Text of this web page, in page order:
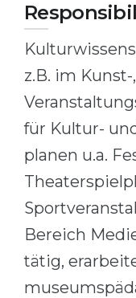
Sample
Holland Test
Interest Map
RIASEC Test
Successat
100%
Our
Physics
Other Field
WE APPLY FROM...
Russia
Ukraine
Kazakhstan
Azerbaijan
Armenia
Belarus
z.B. im
für Kultur-
planen u.a.
Bereich
tätig,